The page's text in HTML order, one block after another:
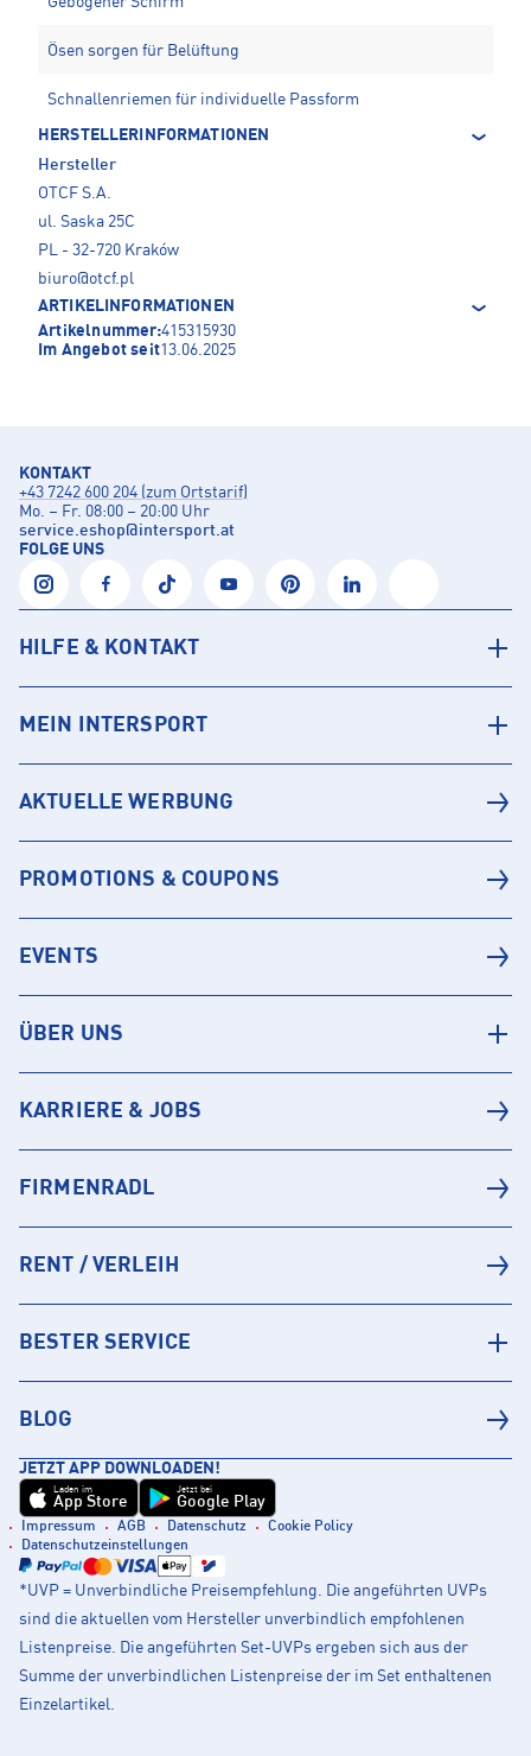
Ösen sorgen für Belüftung
Schnallenriemen für individuelle Passform
HERSTELLERINFORMATIONEN
Hersteller
OTCF S.A.
ul. Saska 25C
PL - 32-720 Kraków
biuro@otcf.pl
ARTIKELINFORMATIONEN
Artikelnummer:415315930
Im Angebot seit13.06.2025
KONTAKT
+43 7242 600 204 (zum Ortstarif)
Mo. – Fr. 08:00 – 20:00 Uhr
service.eshop@intersport.at
FOLGE UNS
HILFE & KONTAKT
MEIN INTERSPORT
AKTUELLE WERBUNG
PROMOTIONS & COUPONS
EVENTS
ÜBER UNS
KARRIERE & JOBS
FIRMENRADL
RENT / VERLEIH
BESTER SERVICE
BLOG
JETZT APP DOWNLOADEN!
Laden im
App Store
Jetzt bei
Google Play
Impressum AGB Datenschutz
Cookie Policy
Datenschutzeinstellungen
*UVP = Unverbindliche Preisempfehlung. Die angeführten UVPs
sind die aktuellen vom Hersteller unverbindlich empfohlenen
Listenpreise. Die angeführten Set-UVPs ergeben sich aus der
Summe der unverbindlichen Listenpreise der im Set enthaltenen
Einzelartikel.